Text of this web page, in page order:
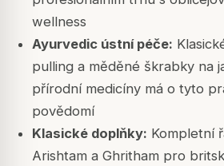
wellness
Ayurvedic ústní péče:
pulling a měděné škrabky na
přírodní medicíny má o tyto
povědomí
Klasické doplňky: Kompletní
Arishtam a Ghritham pro